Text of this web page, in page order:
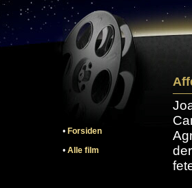
• Forsiden
• Alle film